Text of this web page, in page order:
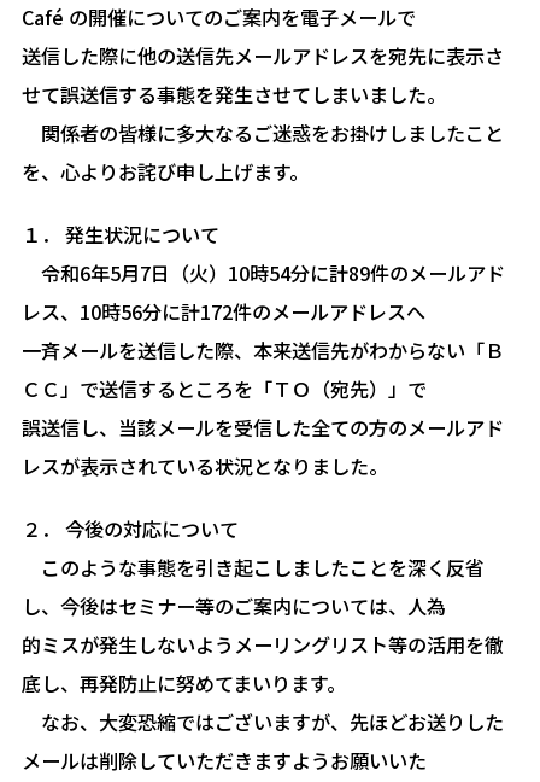
Café の開催についてのご案内を電子メールで
送信した際に他の送信先メールアドレスを宛先に表示さ
せて誤送信する事態を発生させてしまいました。
関係者の皆様に多大なるご迷惑をお掛けしましたこと
を、心よりお詫び申し上げます。
１． 発生状況について
令和6年5月7日（火）10時54分に計89件のメールアド
レス、10時56分に計172件のメールアドレスへ
一斉メールを送信した際、本来送信先がわからない「Ｂ
ＣＣ」で送信するところを「ＴＯ（宛先）」で
誤送信し、当該メールを受信した全ての方のメールアド
レスが表示されている状況となりました。
２． 今後の対応について
このような事態を引き起こしましたことを深く反省
し、今後はセミナー等のご案内については、人為
的ミスが発生しないようメーリングリスト等の活用を徹
底し、再発防止に努めてまいります。
なお、大変恐縮ではございますが、先ほどお送りした
メールは削除していただきますようお願いいた